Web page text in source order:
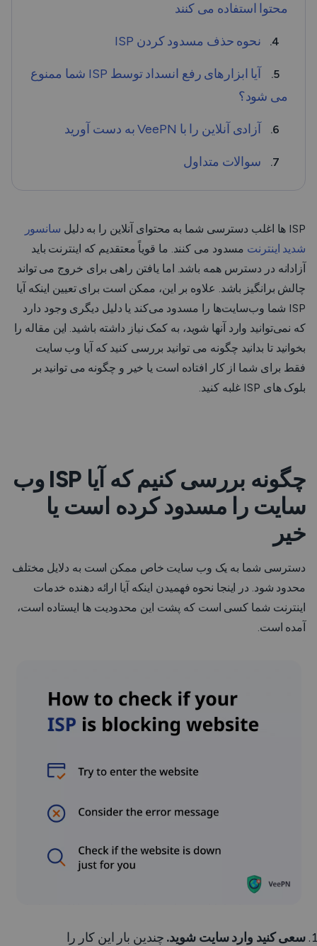
محتوا استفاده می کنند
4. نحوه حذف مسدود کردن ISP
5.
آیا ابزارهای رفع انسداد توسط ISP شما ممنوع
می شود؟
6. آزادی آنلاین را با VeePN به دست آورید
7. سوالات متداول
ISP ها اغلب دسترسی شما به محتوای آنلاین را به دلیل
سانسور
شدید اینترنت مسدود می کنند. ما قویاً معتقدیم که اینترنت باید
آزادانه در دسترس همه باشد. اما یافتن راهی برای خروج می تواند
چالش برانگیز باشد. علاوه بر این، ممکن است برای تعیین اینکه آیا
ISP شما وب‌سایت‌ها را مسدود می‌کند یا دلیل دیگری وجود دارد
که نمی‌توانید وارد آنها شوید، به کمک نیاز داشته باشید. این مقاله را
بخوانید تا بدانید چگونه می توانید بررسی کنید که آیا وب سایت
فقط برای شما از کار افتاده است یا خیر و چگونه می توانید بر
بلوک های ISP غلبه کنید.
چگونه بررسی کنیم که آیا ISP وب
سایت را مسدود کرده است یا
خیر
دسترسی شما به یک وب سایت خاص ممکن است به دلایل مختلف
محدود شود. در اینجا نحوه فهمیدن اینکه آیا ارائه دهنده خدمات
اینترنت شما کسی است که پشت این محدودیت ها ایستاده است،
آمده است.
سعی کنید وارد سایت شوید. چندین بار این کار را